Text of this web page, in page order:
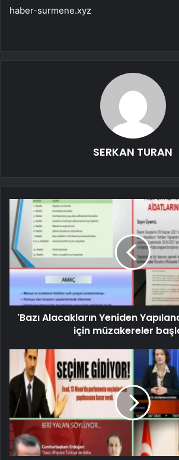
haber-surmene.xyz
SERKAN TURAN
'Bazı Alacakların Yeniden
için müzakereler